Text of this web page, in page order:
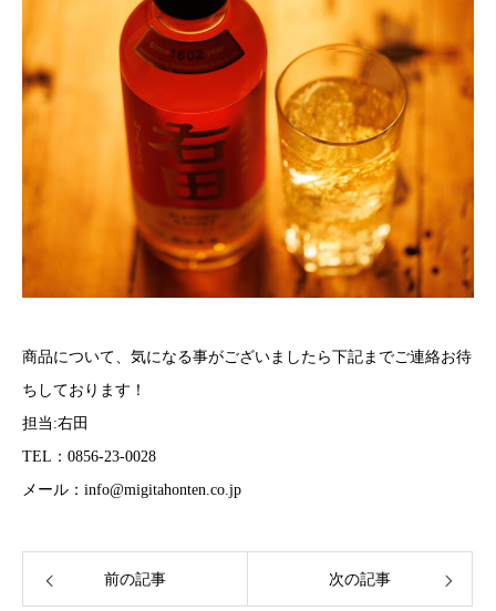
商品について、気になる事がございましたら下記までご連絡お待
ちしております！
担当:右田
TEL：0856-23-0028
メール：info@migitahonten.co.jp
前の記事 次の記事